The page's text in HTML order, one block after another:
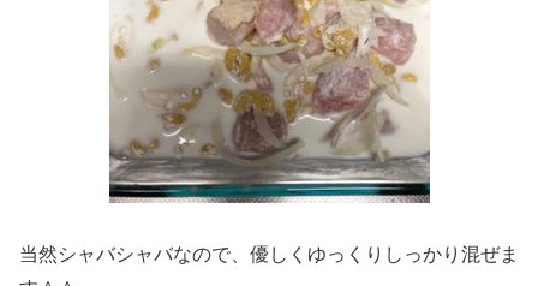
当然シャバシャバなので、優しくゆっくりしっかり混ぜま